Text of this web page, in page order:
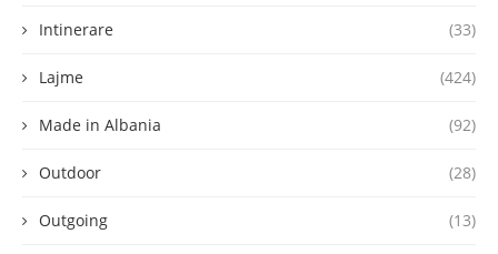
Intinerare (33)
Lajme (424)
Made in Albania (92)
Outdoor (28)
Outgoing (13)